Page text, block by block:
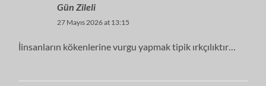
Gün Zileli
27 Mayıs 2026 at 13:15
İinsanların kökenlerine vurgu yapmak tipik ırkçılıktır…